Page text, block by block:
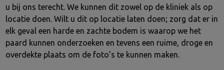
u bij ons terecht. We kunnen dit zowel op de kliniek als op
locatie doen. Wilt u dit op locatie laten doen; zorg dat er in
elk geval een harde en zachte bodem is waarop we het
paard kunnen onderzoeken en tevens een ruime, droge en
overdekte plaats om de foto’s te kunnen maken.